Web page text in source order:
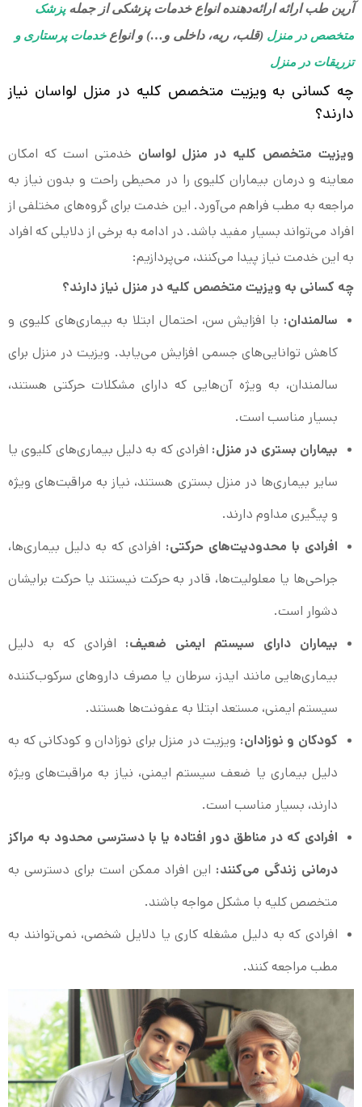
آرین طب ارائه ارائه‌دهنده انواع خدمات پزشکی از جمله پزشک
متخصص در منزل (قلب، ریه، داخلی و…) و انواع خدمات پرستاری و
تزریقات در منزل
چه کسانی به ویزیت متخصص کلیه در منزل لواسان نیاز
دارند؟
ویزیت متخصص کلیه در منزل لواسانخدمتی است که امکان
معاینه و درمان بیماران کلیوی را در محیطی راحت و بدون نیاز به
مراجعه به مطب فراهم می‌آورد. این خدمت برای گروه‌های مختلفی از
افراد می‌تواند بسیار مفید باشد. در ادامه به برخی از دلایلی که افراد
به این خدمت نیاز پیدا می‌کنند، می‌پردازیم:
چه کسانی به ویزیت متخصص کلیه در منزل نیاز دارند؟
سالمندان:با افزایش سن، احتمال ابتلا به بیماری‌های کلیوی و
کاهش توانایی‌های جسمی افزایش می‌یابد. ویزیت در منزل برای
سالمندان، به ویژه آن‌هایی که دارای مشکلات حرکتی هستند،
بسیار مناسب است.
بیماران بستری در منزل:افرادی که به دلیل بیماری‌های کلیوی یا
سایر بیماری‌ها در منزل بستری هستند، نیاز به مراقبت‌های ویژه
و پیگیری مداوم دارند.
افرادی با محدودیت‌های حرکتی:افرادی که به دلیل بیماری‌ها،
جراحی‌ها یا معلولیت‌ها، قادر به حرکت نیستند یا حرکت برایشان
دشوار است.
بیماران دارای سیستم ایمنی ضعیف:افرادی که به دلیل
بیماری‌هایی مانند ایدز، سرطان یا مصرف داروهای سرکوب‌کننده
سیستم ایمنی، مستعد ابتلا به عفونت‌ها هستند.
کودکان و نوزادان:ویزیت در منزل برای نوزادان و کودکانی که به
دلیل بیماری یا ضعف سیستم ایمنی، نیاز به مراقبت‌های ویژه
دارند، بسیار مناسب است.
افرادی که در مناطق دور افتاده یا با دسترسی محدود به مراکز
درمانی زندگی می‌کنند:این افراد ممکن است برای دسترسی به
متخصص کلیه با مشکل مواجه باشند.
افرادی که به دلیل مشغله کاری یا دلایل شخصی، نمی‌توانند به
مطب مراجعه کنند.